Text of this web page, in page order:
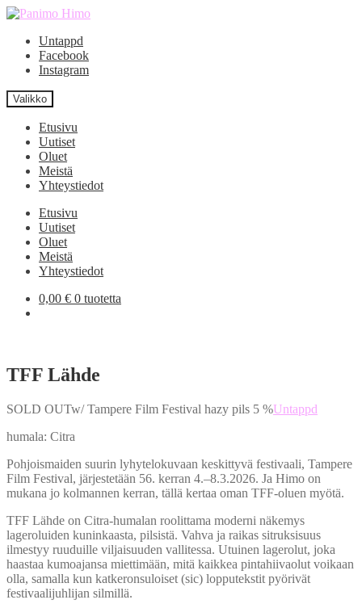
Siirry
Siirry
Untappd
Facebook
Instagram
Valikko
Etusivu
Uutiset
Oluet
Meistä
Yhteystiedot
Etusivu
Uutiset
Oluet
Meistä
Yhteystiedot
0,00 € 0 tuotetta
TFF Lähde
SOLD OUTw/ Tampere Film Festival hazy pils 5 %Untappd
humala: Citra
Pohjoismaiden suurin lyhytelokuvaan keskittyvä festivaali, Tampere
Film Festival, järjestetään 56. kerran 4.–8.3.2026. Ja Himo on
mukana jo kolmannen kerran, tällä kertaa oman TFF-oluen myötä.
TFF Lähde on Citra-humalan roolittama moderni näkemys
lageroluiden kuninkaasta, pilsistä. Vahva ja raikas sitruksisuus
ilmestyy ruuduille viljaisuuden vallitessa. Utuinen lagerolut, joka
haastaa kumoajansa miettimään, mitä kaikkea pintahiivaolut voikaan
olla, samalla kun katkeronsuloiset (sic) lopputekstit pyörivät
festivaalijuhlijan silmillä.